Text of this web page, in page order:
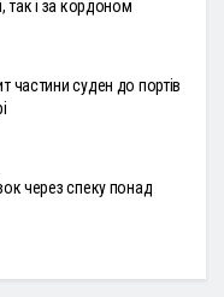
так і за кордоном
частини суден до портів
через спеку понад